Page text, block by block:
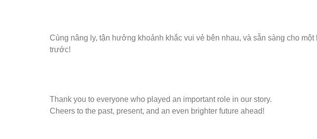
Cùng nâng ly, tận hưởng khoảnh khắc vui vẻ bên nhau, và sẵn sàng cho
trước!
Thank you to everyone who played an important role in our story.
Cheers to the past, present, and an even brighter future ahead!